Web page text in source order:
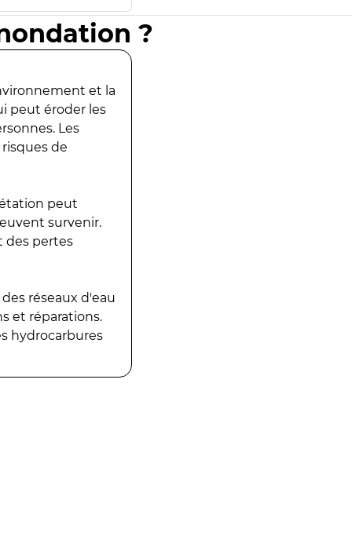
?
et la
peut éroder les
Les
de
peut
survenir.
des pertes
réseaux d'eau
et réparations.
hydrocarbures